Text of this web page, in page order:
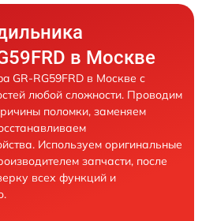
в Москве
GR-RG59FRD в Москве с
любой сложности. Проводим
поломки, заменяем
Используем оригинальные
запчасти, после
всех функций и